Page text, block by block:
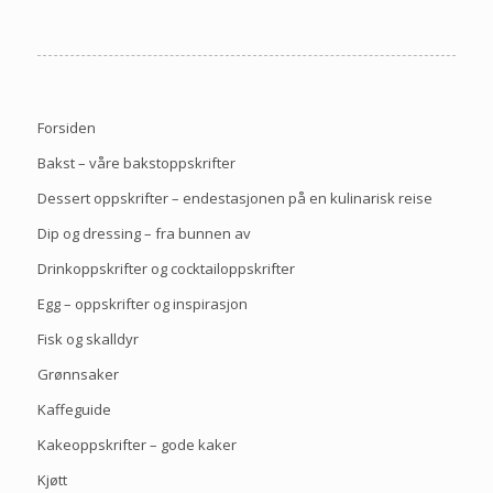
Forsiden
Bakst – våre bakstoppskrifter
Dessert oppskrifter – endestasjonen på en kulinarisk reise
Dip og dressing – fra bunnen av
Drinkoppskrifter og cocktailoppskrifter
Egg – oppskrifter og inspirasjon
Fisk og skalldyr
Grønnsaker
Kaffeguide
Kakeoppskrifter – gode kaker
Kjøtt